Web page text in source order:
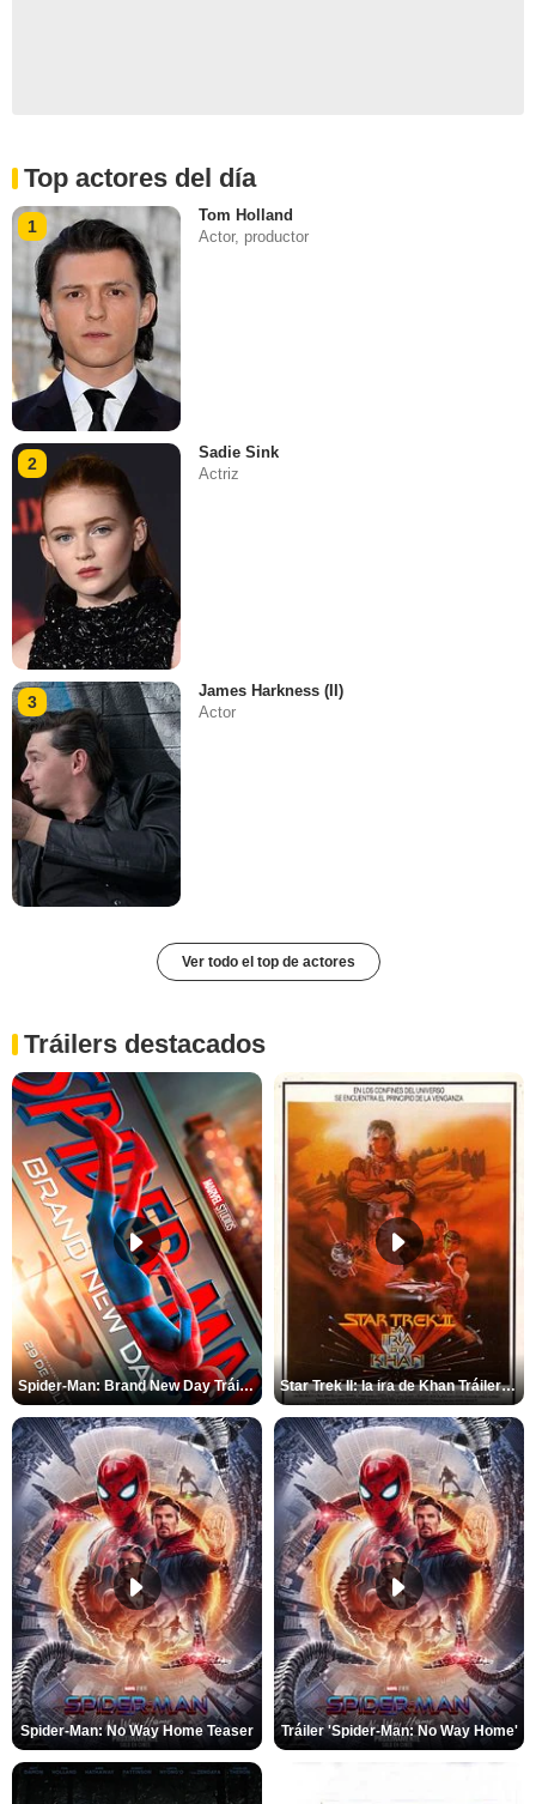
Top actores del día
1
Tom Holland
Actor, productor
2
Sadie Sink
Actriz
3
James Harkness (II)
Actor
Ver todo el top de actores
Tráilers destacados
Spider-Man: Brand New Day Tráiler (3) Star Trek II: la ira de Khan Tráiler VO
Spider-Man: No Way Home Teaser Tráiler 'Spider-Man: No Way Home'